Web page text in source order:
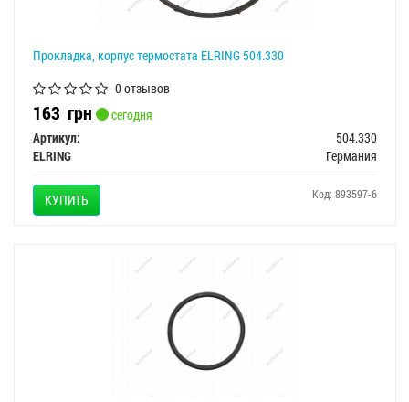
Прокладка, корпус термостата ELRING 504.330
0 отзывов
163 грн
сегодня
Артикул:
504.330
ELRING
Германия
КУПИТЬ Код: 893597-6